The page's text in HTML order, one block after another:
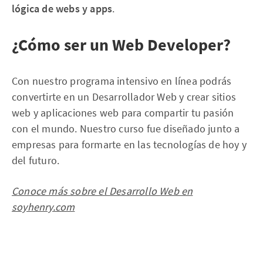
lógica de webs y apps.
¿Cómo ser un Web Developer?
Con nuestro programa intensivo en línea podrás
convertirte en un Desarrollador Web y crear sitios
web y aplicaciones web para compartir tu pasión
con el mundo. Nuestro curso fue diseñado junto a
empresas para formarte en las tecnologías de hoy y
del futuro.
Conoce más sobre el Desarrollo Web en
soyhenry.com